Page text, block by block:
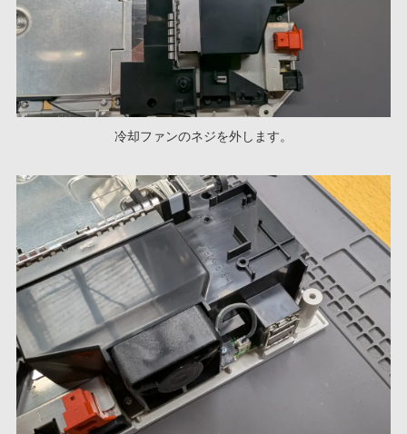
冷却ファンのネジを外します。